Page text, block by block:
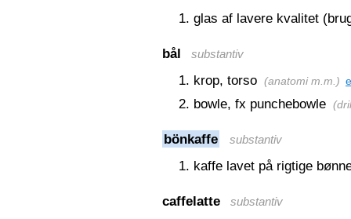
glas af lavere kvalitet
bål substantiv
krop, torso (anatomi m.m. )
bowle, fx punchebowle (
bönkaffe substantiv
kaffe lavet på rigtige
caffelatte substantiv